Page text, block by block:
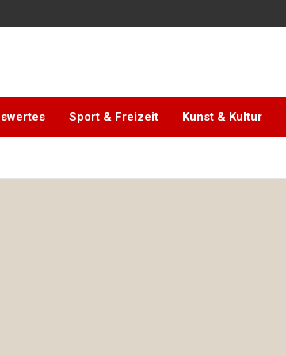
Sport & Freizeit Kunst & Kultur